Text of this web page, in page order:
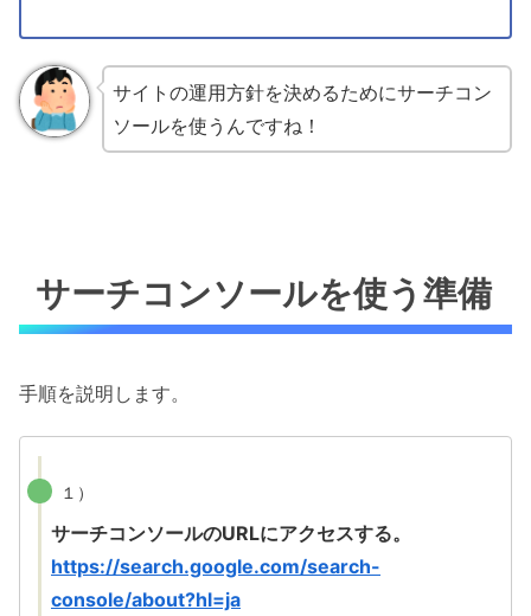
サイトの運用方針を決めるためにサーチコン
ソールを使うんですね！
サーチコンソールを使う準備
手順を説明します。
１）
サーチコンソールのURLにアクセスする。
https://search.google.com/search-
console/about?hl=ja